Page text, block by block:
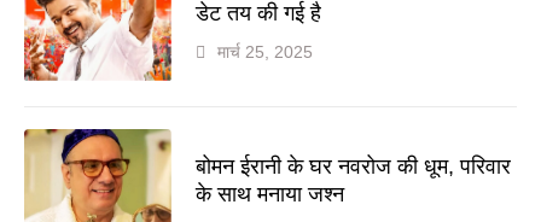
डेट तय की गई है
मार्च 25, 2025
बोमन ईरानी के घर नवरोज की धूम, परिवार
के साथ मनाया जश्न